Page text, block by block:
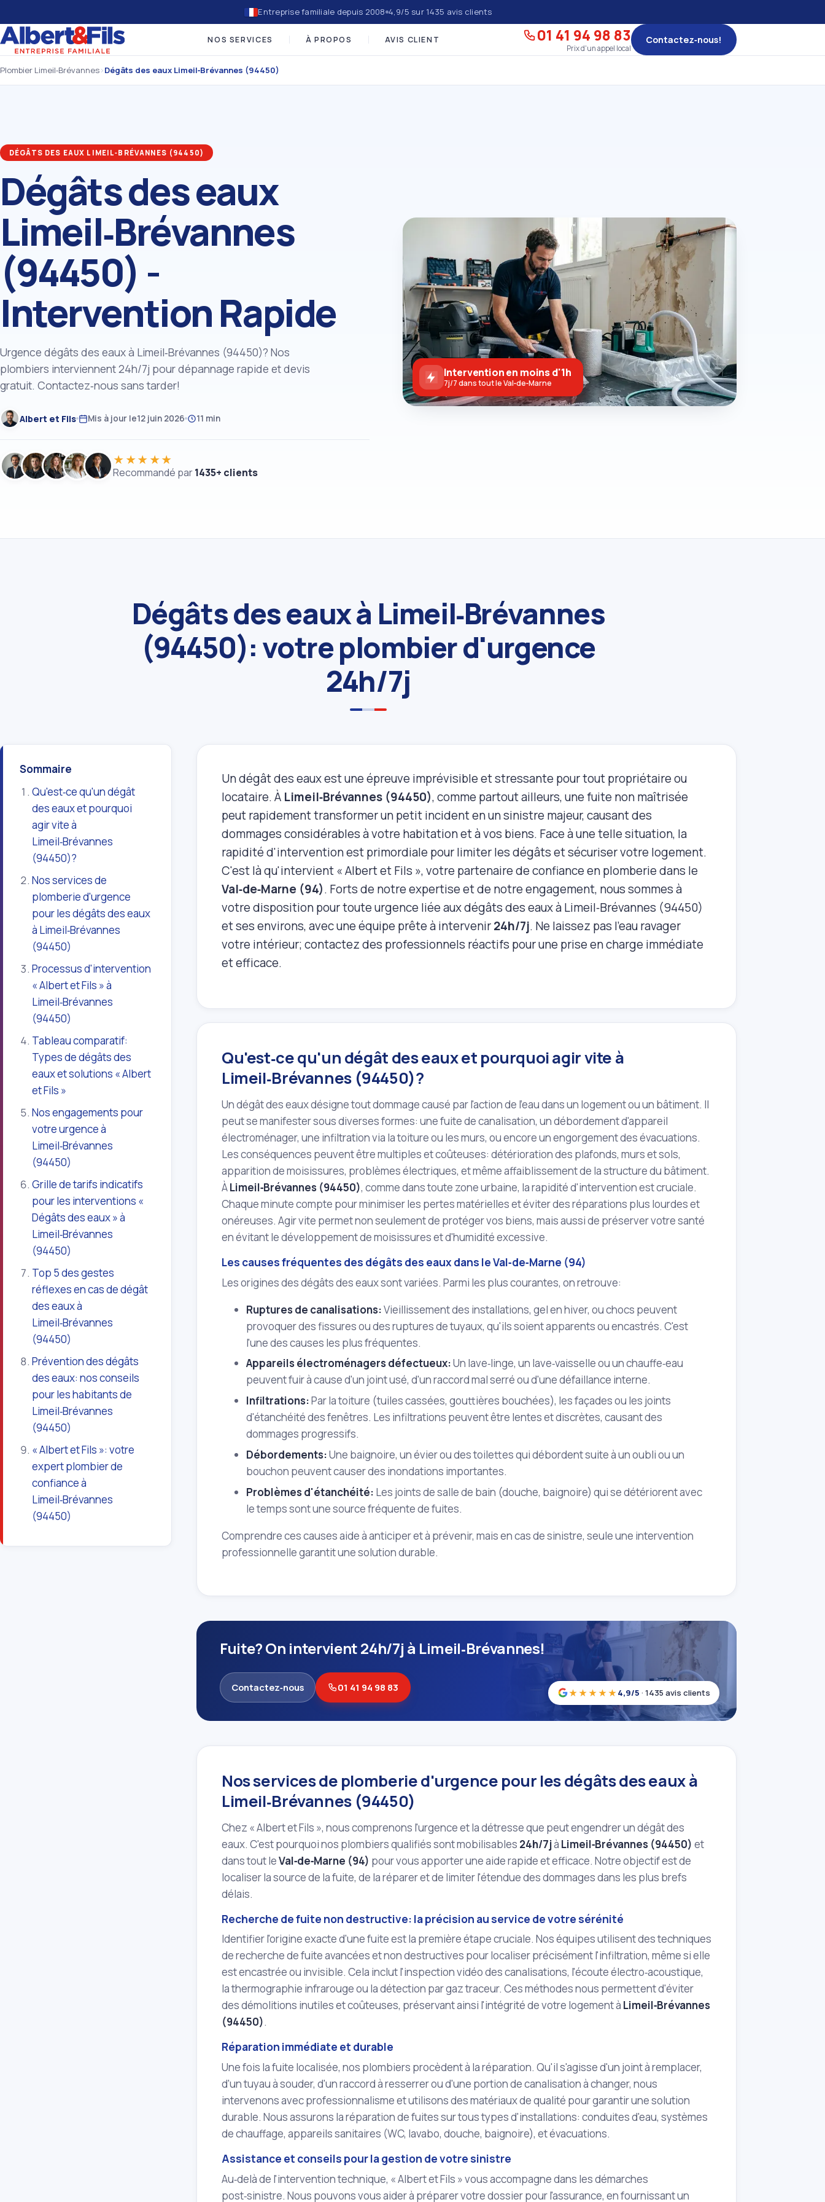
Entreprise familiale depuis 2008 4,9/5 sur 1435 avis clients
NOS SERVICES À PROPOS AVIS CLIENT 01 41 94 98 83
Prix d'un appel local
Contactez‑nous!
Plombier Limeil‑Brévannes›Dégâts des eaux Limeil‑Brévannes (94450)
DÉGÂTS DES EAUX LIMEIL‑BRÉVANNES (94450)
Dégâts des eaux
Limeil‑Brévannes
(94450) -
Intervention Rapide
Urgence dégâts des eaux à Limeil‑Brévannes (94450)? Nos
plombiers interviennent 24h/7j pour dépannage rapide et devis
gratuit. Contactez‑nous sans tarder!
Albert et Fils Mis à jour le12 juin 2026 11 min
★★★★★
Recommandé par1435+ clients
Intervention en moins d'1h
7j/7 dans tout le Val‑de‑Marne
Dégâts des eaux à Limeil‑Brévannes
(94450): votre plombier d'urgence
24h/7j
Sommaire
Qu'est‑ce qu'un dégât
des eaux et pourquoi
agir vite à
Limeil‑Brévannes
(94450)?
Nos services de
plomberie d'urgence
pour les dégâts des eaux
à Limeil‑Brévannes
(94450)
Processus d'intervention
« Albert et Fils » à
Limeil‑Brévannes
(94450)
Tableau comparatif:
Types de dégâts des
eaux et solutions « Albert
et Fils »
Nos engagements pour
votre urgence à
Limeil‑Brévannes
(94450)
Grille de tarifs indicatifs
pour les interventions «
Dégâts des eaux » à
Limeil‑Brévannes
(94450)
Top 5 des gestes
réflexes en cas de dégât
des eaux à
Limeil‑Brévannes
(94450)
Prévention des dégâts
des eaux: nos conseils
pour les habitants de
Limeil‑Brévannes
(94450)
« Albert et Fils »: votre
expert plombier de
confiance à
Limeil‑Brévannes
(94450)
Un dégât des eaux est une épreuve imprévisible et stressante pour tout propriétaire ou
locataire. À Limeil‑Brévannes (94450), comme partout ailleurs, une fuite non maîtrisée
peut rapidement transformer un petit incident en un sinistre majeur, causant des
dommages considérables à votre habitation et à vos biens. Face à une telle situation, la
rapidité d'intervention est primordiale pour limiter les dégâts et sécuriser votre logement.
C'est là qu'intervient « Albert et Fils », votre partenaire de confiance en plomberie dans le
Val‑de‑Marne (94). Forts de notre expertise et de notre engagement, nous sommes à
votre disposition pour toute urgence liée aux dégâts des eaux à Limeil‑Brévannes (94450)
et ses environs, avec une équipe prête à intervenir24h/7j. Ne laissez pas l'eau ravager
votre intérieur; contactez des professionnels réactifs pour une prise en charge immédiate
et efficace.
Qu'est‑ce qu'un dégât des eaux et pourquoi agir vite à
Limeil‑Brévannes (94450)?
Un dégât des eaux désigne tout dommage causé par l'action de l'eau dans un logement ou un bâtiment. Il
peut se manifester sous diverses formes: une fuite de canalisation, un débordement d'appareil
électroménager, une infiltration via la toiture ou les murs, ou encore un engorgement des évacuations.
Les conséquences peuvent être multiples et coûteuses: détérioration des plafonds, murs et sols,
apparition de moisissures, problèmes électriques, et même affaiblissement de la structure du bâtiment.
ÀLimeil‑Brévannes (94450), comme dans toute zone urbaine, la rapidité d'intervention est cruciale.
Chaque minute compte pour minimiser les pertes matérielles et éviter des réparations plus lourdes et
onéreuses. Agir vite permet non seulement de protéger vos biens, mais aussi de préserver votre santé
en évitant le développement de moisissures et d'humidité excessive.
Les causes fréquentes des dégâts des eaux dans le Val‑de‑Marne (94)
Les origines des dégâts des eaux sont variées. Parmi les plus courantes, on retrouve:
Ruptures de canalisations:Vieillissement des installations, gel en hiver, ou chocs peuvent
provoquer des fissures ou des ruptures de tuyaux, qu'ils soient apparents ou encastrés. C'est
l'une des causes les plus fréquentes.
Appareils électroménagers défectueux:Un lave‑linge, un lave‑vaisselle ou un chauffe‑eau
peuvent fuir à cause d'un joint usé, d'un raccord mal serré ou d'une défaillance interne.
Infiltrations:Par la toiture (tuiles cassées, gouttières bouchées), les façades ou les joints
d'étanchéité des fenêtres. Les infiltrations peuvent être lentes et discrètes, causant des
dommages progressifs.
Débordements:Une baignoire, un évier ou des toilettes qui débordent suite à un oubli ou un
bouchon peuvent causer des inondations importantes.
Problèmes d'étanchéité: Les joints de salle de bain (douche, baignoire) qui se détériorent avec
le temps sont une source fréquente de fuites.
Comprendre ces causes aide à anticiper et à prévenir, mais en cas de sinistre, seule une intervention
professionnelle garantit une solution durable.
★★★★★4,9/5 · 1435 avis clients
Fuite? On intervient 24h/7j à Limeil‑Brévannes!
Contactez‑nous 01 41 94 98 83
Nos services de plomberie d'urgence pour les dégâts des eaux à
Limeil‑Brévannes (94450)
Chez « Albert et Fils », nous comprenons l'urgence et la détresse que peut engendrer un dégât des
eaux. C'est pourquoi nos plombiers qualifiés sont mobilisables 24h/7jà Limeil‑Brévannes (94450) et
dans tout leVal‑de‑Marne (94) pour vous apporter une aide rapide et efficace. Notre objectif est de
localiser la source de la fuite, de la réparer et de limiter l'étendue des dommages dans les plus brefs
délais.
Recherche de fuite non destructive: la précision au service de votre sérénité
Identifier l'origine exacte d'une fuite est la première étape cruciale. Nos équipes utilisent des techniques
de recherche de fuite avancées et non destructives pour localiser précisément l'infiltration, même si elle
est encastrée ou invisible. Cela inclut l'inspection vidéo des canalisations, l'écoute électro‑acoustique,
la thermographie infrarouge ou la détection par gaz traceur. Ces méthodes nous permettent d'éviter
des démolitions inutiles et coûteuses, préservant ainsi l'intégrité de votre logement à Limeil‑Brévannes
(94450).
Réparation immédiate et durable
Une fois la fuite localisée, nos plombiers procèdent à la réparation. Qu'il s'agisse d'un joint à remplacer,
d'un tuyau à souder, d'un raccord à resserrer ou d'une portion de canalisation à changer, nous
intervenons avec professionnalisme et utilisons des matériaux de qualité pour garantir une solution
durable. Nous assurons la réparation de fuites sur tous types d'installations: conduites d'eau, systèmes
de chauffage, appareils sanitaires (WC, lavabo, douche, baignoire), et évacuations.
Assistance et conseils pour la gestion de votre sinistre
Au‑delà de l'intervention technique, « Albert et Fils » vous accompagne dans les démarches
post‑sinistre. Nous pouvons vous aider à préparer votre dossier pour l'assurance, en fournissant un